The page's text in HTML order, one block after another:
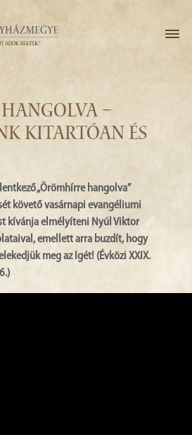
–
KITARTÓAN ÉS
„Örömhírre hangolva”
követő vasárnapi evangéliumi
kívánja elmélyíteni Nyúl Viktor
emellett arra buzdít, hogy
meg az Igét! (Évközi XXIX.